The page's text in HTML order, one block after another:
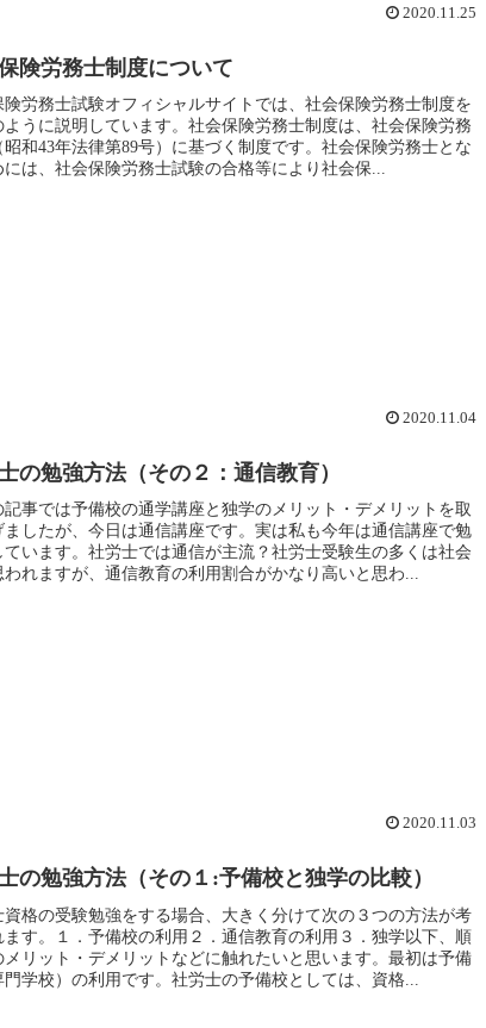
2020.11.25
険労務士制度について
険労務士試験オフィシャルサイトでは、社会保険労務士制度を
ように説明しています。社会保険労務士制度は、社会保険労務
昭和43年法律第89号）に基づく制度です。社会保険労務士とな
には、社会保険労務士試験の合格等により社会保...
2020.11.04
の勉強方法（その２：通信教育）
記事では予備校の通学講座と独学のメリット・デメリットを取
ましたが、今日は通信講座です。実は私も今年は通信講座で勉
ています。社労士では通信が主流？社労士受験生の多くは社会
われますが、通信教育の利用割合がかなり高いと思わ...
2020.11.03
の勉強方法（その１:予備校と独学の比較）
資格の受験勉強をする場合、大きく分けて次の３つの方法が考
ます。１．予備校の利用２．通信教育の利用３．独学以下、順
メリット・デメリットなどに触れたいと思います。最初は予備
門学校）の利用です。社労士の予備校としては、資格...